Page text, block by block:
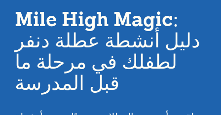
Mile High Magic:
دليل أنشطة عطلة دنفر
لطفلك في مرحلة ما
قبل المدرسة